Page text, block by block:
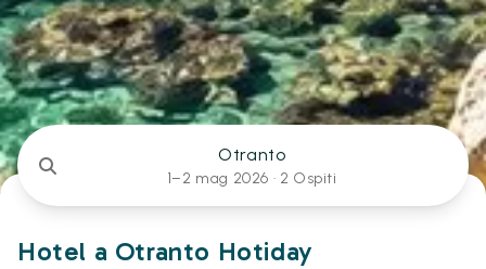
Otranto
1–2 mag 2026 · 2 Ospiti
Hotel a Otranto Hotiday